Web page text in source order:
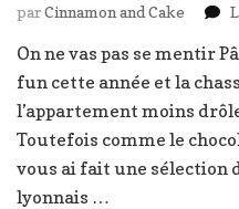
parCinnamon and Cake
On ne vas pas se mentir
fun cette année et la
l’appartement moins
Toutefois comme le
vous ai fait une sélection
lyonnais …